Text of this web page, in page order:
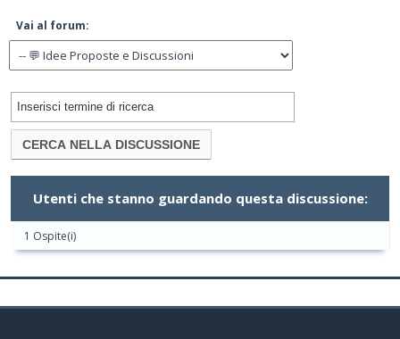
Vai al forum:
Utenti che stanno guardando questa discussione:
1 Ospite(i)